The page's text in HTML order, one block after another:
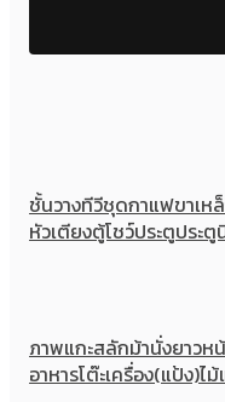
ชั้นวางทีวีชุดกาแฟขาเห
หัวเตียงตู้โชว์ประตูประ
ภาพแกะสลักม้านั่งยาวห
อาหารโต๊ะเครื่อง(แป้ง)ไ